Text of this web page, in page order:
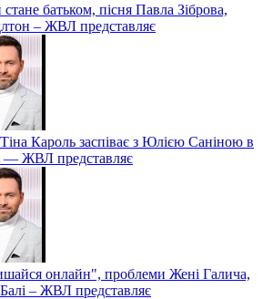
батьком, пісня Павла Зіброва,
– ЖВЛ представляє
Кароль заспіває з Юлією Саніною в
— ЖВЛ представляє
онлайн", проблеми Жені Галича,
– ЖВЛ представляє